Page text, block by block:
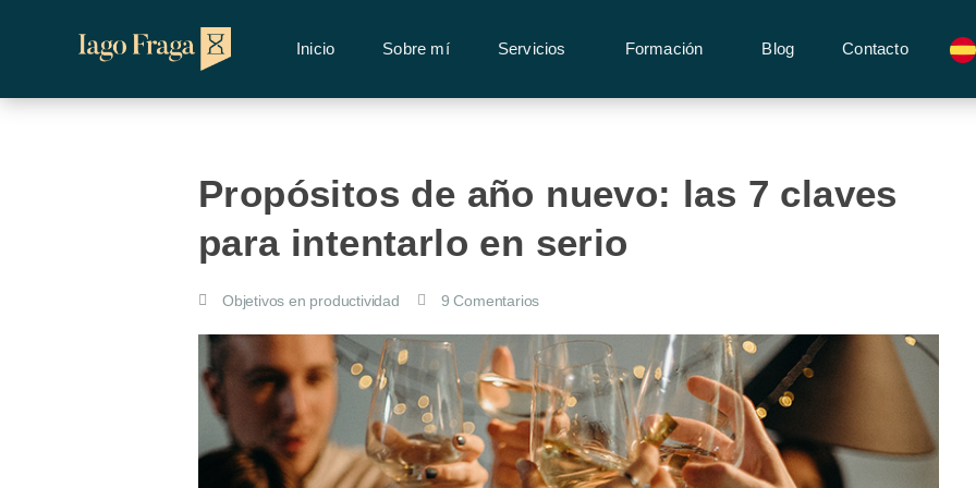
Inicio Sobre mí Servicios Formación Blog Contacto
Propósitos de año nuevo: las 7 claves
para intentarlo en serio
Objetivos en productividad 9 Comentarios